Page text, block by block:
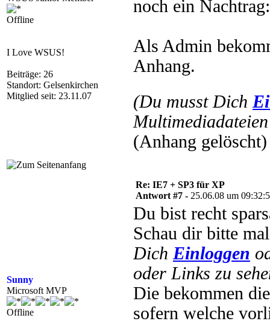
Offline
I Love WSUS!
Beiträge: 26
Standort: Gelsenkirchen
Mitglied seit: 23.11.07
noch ein Nachtrag:
Als Admin
Anhang.
(Du musst Dich
(Anhang gelöscht)
Sunny
Microsoft MVP
Offline
Re: IE7 + SP3 für XP
Antwort #7 - 25.06.08 um
Du bist recht
Schau dir bitte
Dich Einloggen
oder Links zu
Die bekommen
sofern welche